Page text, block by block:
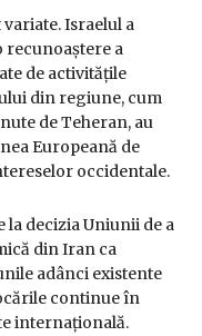
Israelul a
a
de activitățile
din regiune, cum
de Teheran, au
Europeană de
occidentale.
decizia Uniunii de a
din Iran ca
adânci existente
continue în
internațională.